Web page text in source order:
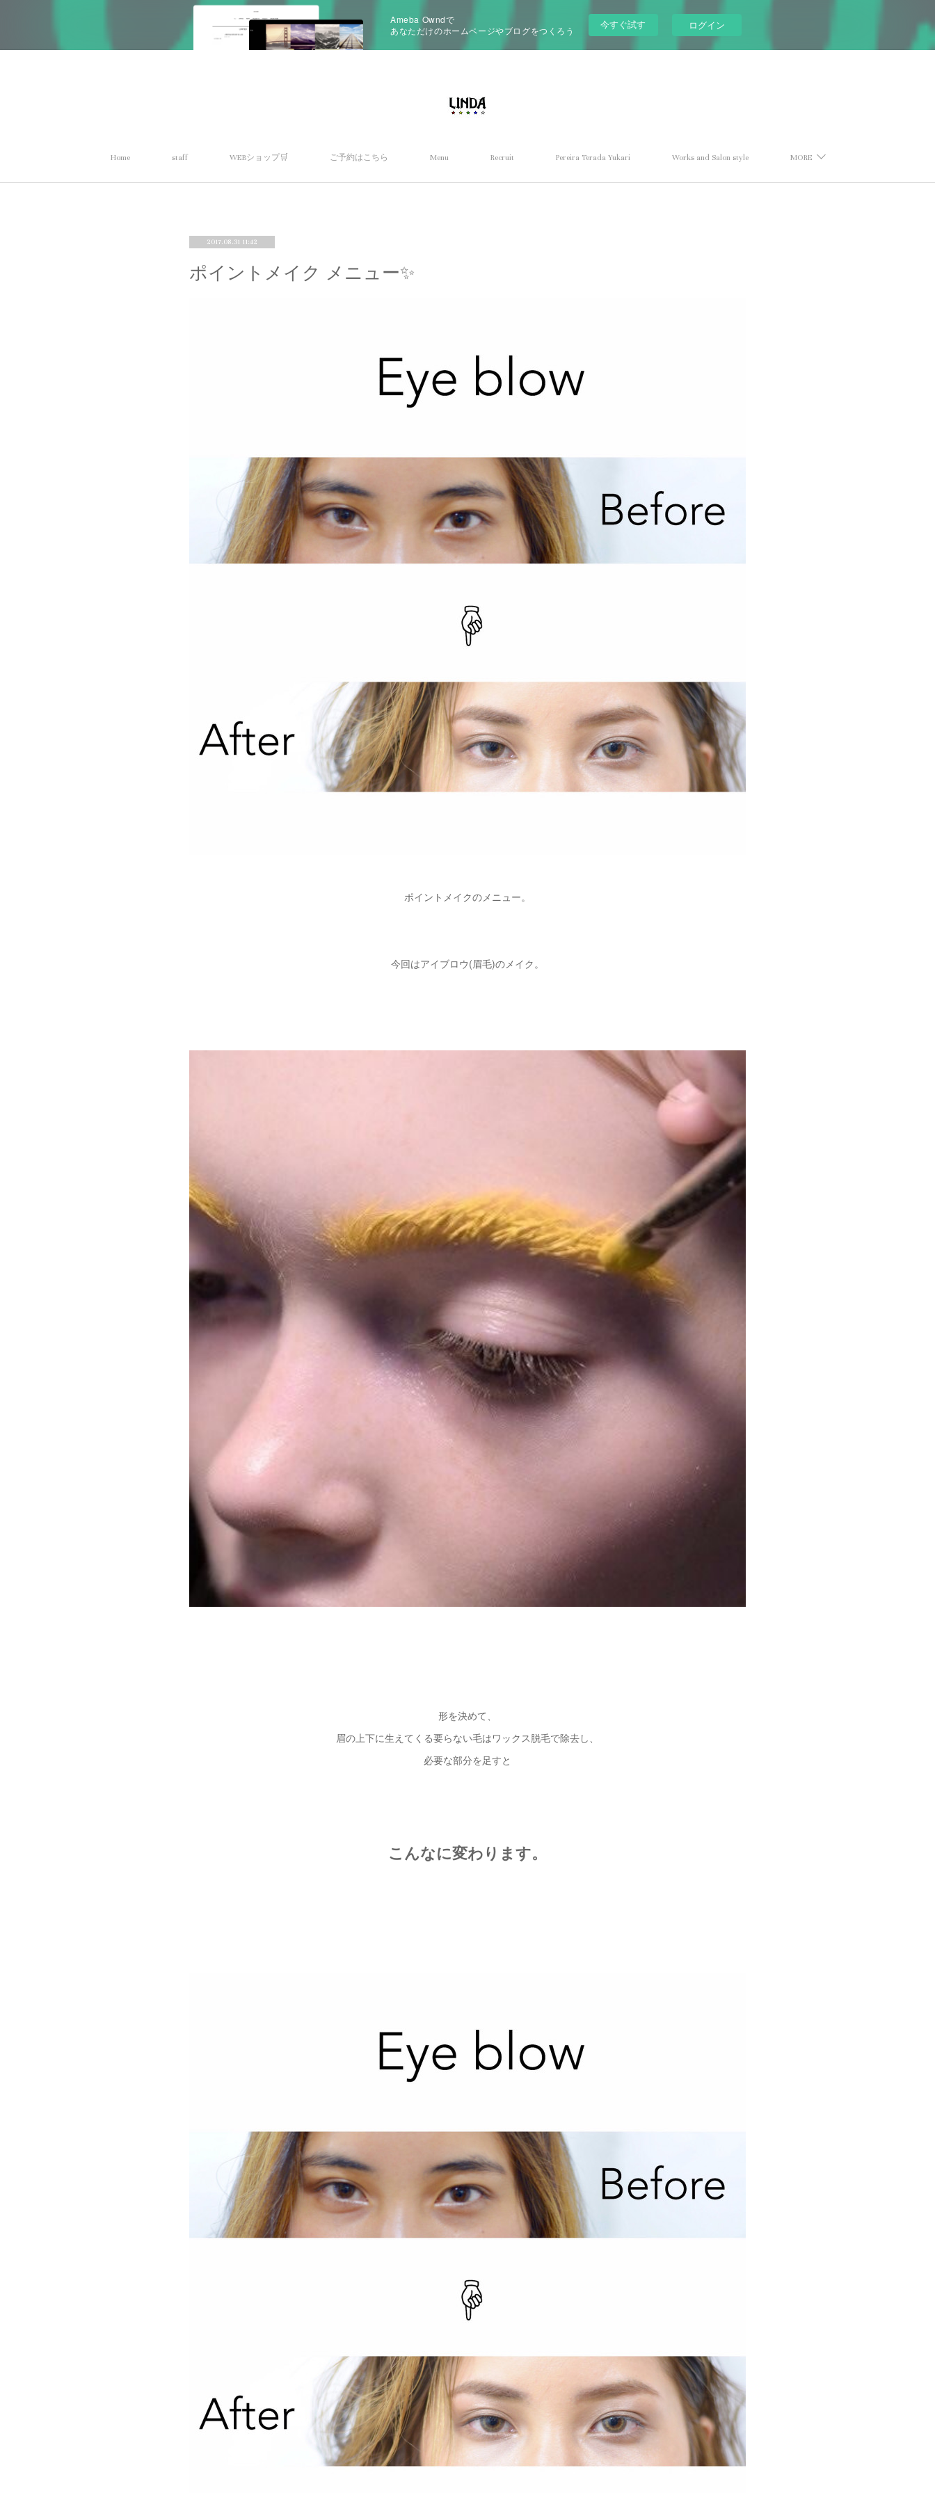
Ameba Owndで
あなただけのホームページやブログをつくろう
今すぐ試す ログイン
Home staff WEBショップ🛒 ご予約はこちら Menu Recruit Pereira Terada Yukari Works and Salon style MORE
2017.08.31 11:42
ポイントメイク メニュー✨
ポイントメイクのメニュー。
今回はアイブロウ(眉毛)のメイク。
形を決めて、
眉の上下に生えてくる要らない毛はワックス脱毛で除去し、
必要な部分を足すと
こんなに変わります。